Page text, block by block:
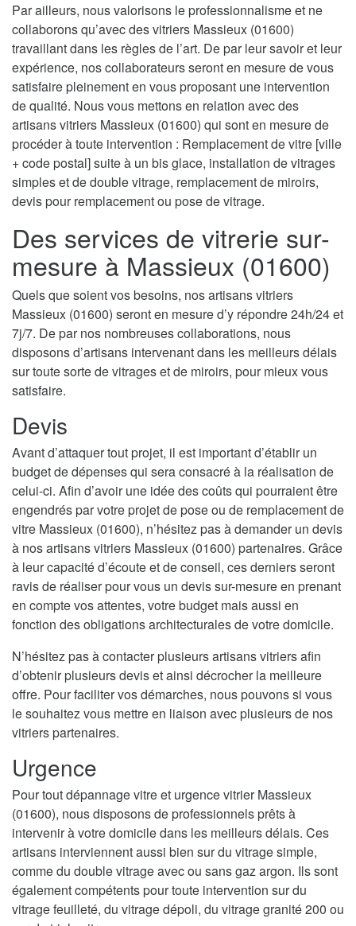
Par ailleurs, nous valorisons le professionnalisme et ne
collaborons qu’avec des vitriers Massieux (01600)
travaillant dans les règles de l’art. De par leur savoir et leur
expérience, nos collaborateurs seront en mesure de vous
satisfaire pleinement en vous proposant une intervention
de qualité. Nous vous mettons en relation avec des
artisans vitriers Massieux (01600) qui sont en mesure de
procéder à toute intervention : Remplacement de vitre [ville
+ code postal] suite à un bis glace, installation de vitrages
simples et de double vitrage, remplacement de miroirs,
devis pour remplacement ou pose de vitrage.
Des services de vitrerie sur-
mesure à Massieux (01600)
Quels que soient vos besoins, nos artisans vitriers
Massieux (01600) seront en mesure d’y répondre 24h/24 et
7j/7. De par nos nombreuses collaborations, nous
disposons d’artisans intervenant dans les meilleurs délais
sur toute sorte de vitrages et de miroirs, pour mieux vous
satisfaire.
Devis
Avant d’attaquer tout projet, il est important d’établir un
budget de dépenses qui sera consacré à la réalisation de
celui-ci. Afin d’avoir une idée des coûts qui pourraient être
engendrés par votre projet de pose ou de remplacement de
vitre Massieux (01600), n’hésitez pas à demander un devis
à nos artisans vitriers Massieux (01600) partenaires. Grâce
à leur capacité d’écoute et de conseil, ces derniers seront
ravis de réaliser pour vous un devis sur-mesure en prenant
en compte vos attentes, votre budget mais aussi en
fonction des obligations architecturales de votre domicile.
N’hésitez pas à contacter plusieurs artisans vitriers afin
d’obtenir plusieurs devis et ainsi décrocher la meilleure
offre. Pour faciliter vos démarches, nous pouvons si vous
le souhaitez vous mettre en liaison avec plusieurs de nos
vitriers partenaires.
Urgence
Pour tout dépannage vitre et urgence vitrier Massieux
(01600), nous disposons de professionnels prêts à
intervenir à votre domicile dans les meilleurs délais. Ces
artisans interviennent aussi bien sur du vitrage simple,
comme du double vitrage avec ou sans gaz argon. Ils sont
également compétents pour toute intervention sur du
vitrage feuilleté, du vitrage dépoli, du vitrage granité 200 ou